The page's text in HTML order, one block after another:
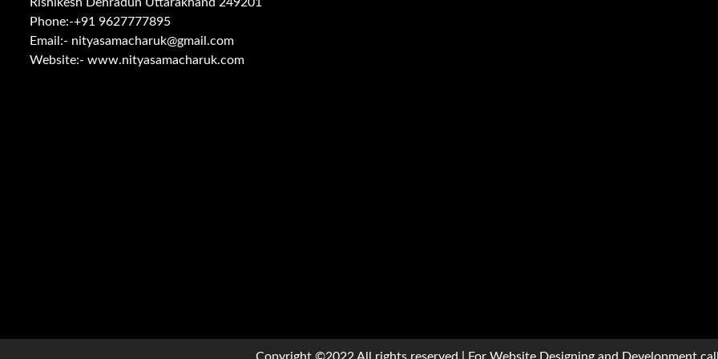
Phone:-+91 9627777895
Email:- nityasamacharuk@gmail.com
Website:- www.nityasamacharuk.com